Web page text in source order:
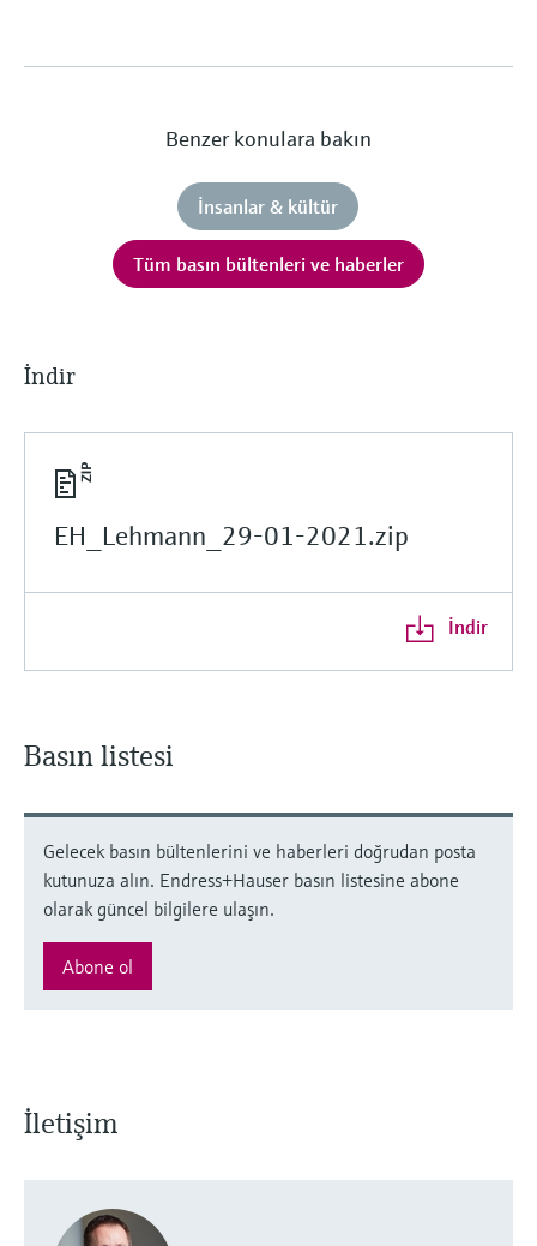
Benzer konulara bakın
İnsanlar & kültür
Tüm basın bültenleri ve haberler
İndir
EH_Lehmann_29-01-2021.zip
İndir
Basın listesi
Gelecek basın bültenlerini ve haberleri doğrudan posta
kutunuza alın. Endress+Hauser basın listesine abone
olarak güncel bilgilere ulaşın.
Abone ol
İletişim